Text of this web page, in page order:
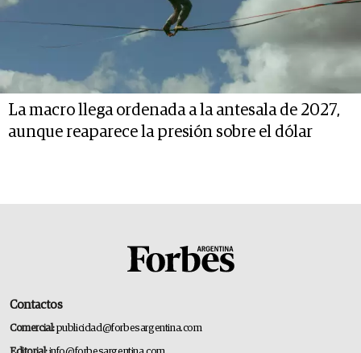
La macro llega ordenada a la antesala de 2027,
aunque reaparece la presión sobre el dólar
Contactos
Comercial:publicidad@forbesargentina.com